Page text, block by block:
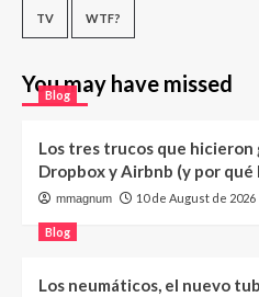
TV WTF?
You may have missed
Blog
Los tres trucos que hicieron
Dropbox y Airbnb (y por
mmagnum 10 de August de 2026
Blog
Los neumáticos, el nuevo